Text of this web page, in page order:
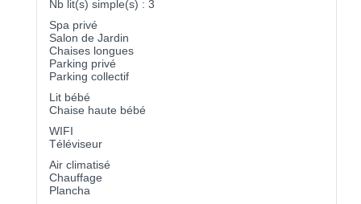
Nb lit(s) simple(s) : 3
Spa privé
Salon de Jardin
Chaises longues
Parking privé
Parking collectif
Lit bébé
Chaise haute bébé
WIFI
Téléviseur
Air climatisé
Chauffage
Plancha